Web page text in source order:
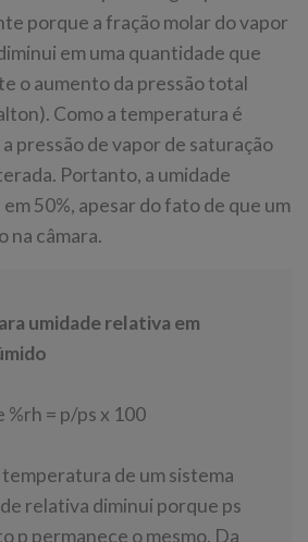
porque a fração molar do vapor
em uma quantidade que
o aumento da pressão total
Como a temperatura é
pressão de vapor de saturação
Portanto, a umidade
50%, apesar do fato de que um
na câmara.
umidade relativa em
%rh = p/ps x 100
temperatura de um sistema
relativa diminui porque ps
p permanece o mesmo. Da